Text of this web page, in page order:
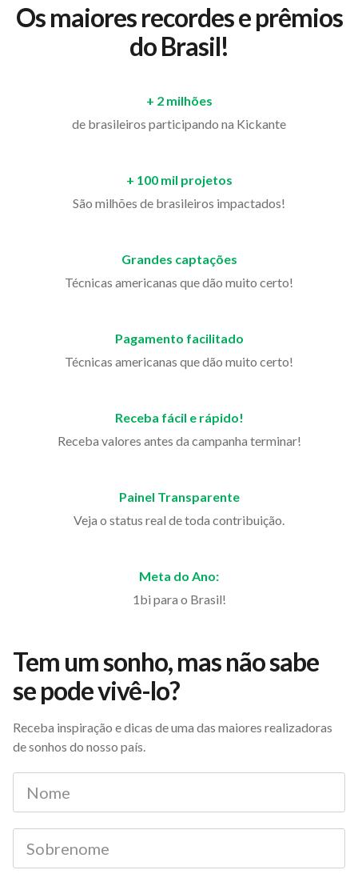
Os maiores recordes e prêmios
do Brasil!
+ 2 milhões
de brasileiros participando na Kickante
+ 100 mil projetos
São milhões de brasileiros impactados!
Grandes captações
Técnicas americanas que dão muito certo!
Pagamento facilitado
Técnicas americanas que dão muito certo!
Receba fácil e rápido!
Receba valores antes da campanha terminar!
Painel Transparente
Veja o status real de toda contribuição.
Meta do Ano:
1bi para o Brasil!
Tem um sonho, mas não sabe
se pode vivê-lo?
Receba inspiração e dicas de uma das maiores realizadoras
de sonhos do nosso país.